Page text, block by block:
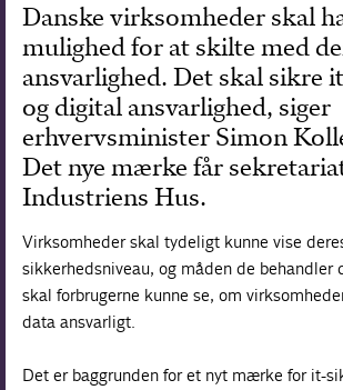
Danske virksomheder skal
mulighed for at skilte med
ansvarlighed. Det skal sikre
og digital ansvarlighed, siger
erhvervsminister Simon
Det nye mærke får
Industriens Hus.
Virksomheder skal tydeligt kunne vise
sikkerhedsniveau, og måden de behandler
skal forbrugerne kunne se, om
data ansvarligt.
Det er baggrunden for et nyt mærke for it-